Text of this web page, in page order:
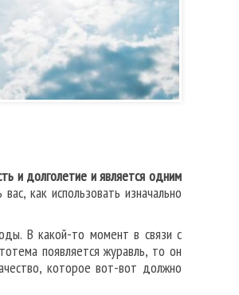
и долголетие и является одним
как использовать изначально
В какой-то момент в связи с
появляется журавль, то он
которое вот-вот должно